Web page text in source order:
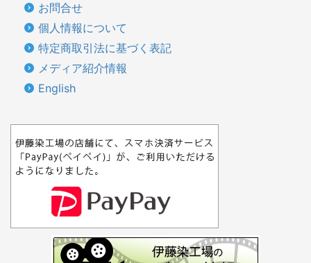
お問合せ
個人情報について
特定商取引法に基づく表記
メディア紹介情報
English